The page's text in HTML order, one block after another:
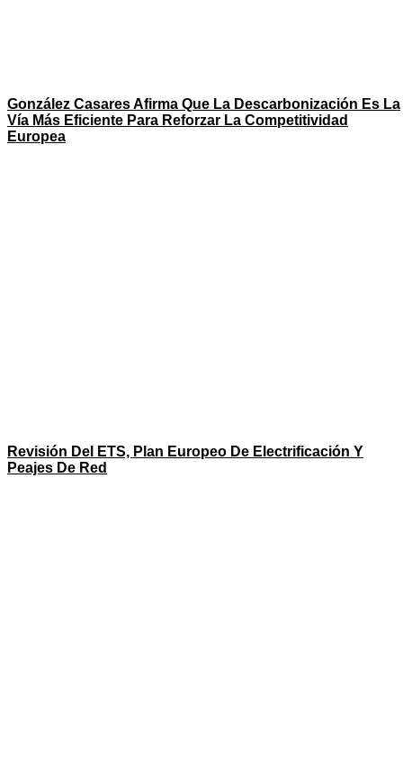
González Casares Afirma Que La Descarbonización Es La
Vía Más Eficiente Para Reforzar La Competitividad
Europea
Revisión Del ETS, Plan Europeo De Electrificación Y
Peajes De Red